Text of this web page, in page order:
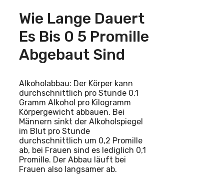
Wie Lange Dauert
Es Bis 0 5 Promille
Abgebaut Sind
Alkoholabbau: Der Körper kann
durchschnittlich pro Stunde 0,1
Gramm Alkohol pro Kilogramm
Körpergewicht abbauen. Bei
Männern sinkt der Alkoholspiegel
im Blut pro Stunde
durchschnittlich um 0,2 Promille
ab, bei Frauen sind es lediglich 0,1
Promille. Der Abbau läuft bei
Frauen also langsamer ab.